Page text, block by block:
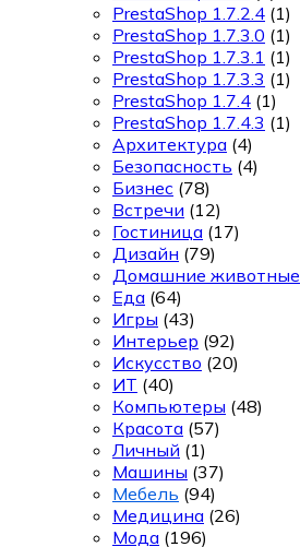
PrestaShop 1.7.2.4 (1)
PrestaShop 1.7.3.0 (1)
PrestaShop 1.7.3.1 (1)
PrestaShop 1.7.3.3 (1)
PrestaShop 1.7.4 (1)
PrestaShop 1.7.4.3 (1)
Архитектура (4)
Безопасность (4)
Бизнес (78)
Встречи (12)
Гостиница (17)
Дизайн (79)
Домашние животные
Еда (64)
Игры (43)
Интерьер (92)
Искусство (20)
ИТ (40)
Компьютеры (48)
Красота (57)
Личный (1)
Машины (37)
Мебель (94)
Медицина (26)
Мода (196)